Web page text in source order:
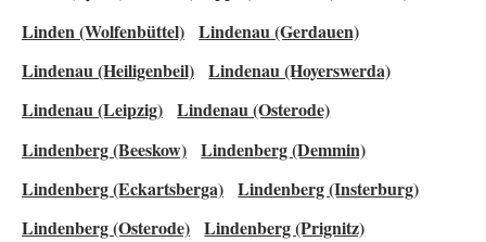
Linden (Wolfenbüttel) Lindenau (Gerdauen)
Lindenau (Heiligenbeil) Lindenau (Hoyerswerda)
Lindenau (Leipzig) Lindenau (Osterode)
Lindenberg (Beeskow) Lindenberg (Demmin)
Lindenberg (Eckartsberga) Lindenberg (Insterburg)
Lindenberg (Osterode) Lindenberg (Prignitz)